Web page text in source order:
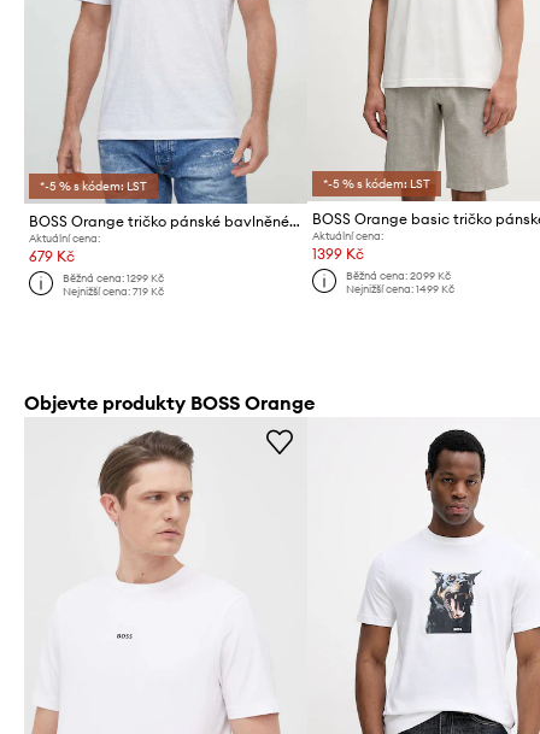
*-5 % s kódem: LST
BOSS Orange tričko pánské bavlněné Tegood
Aktuální cena:
679 Kč
Běžná cena:1299 Kč
Nejnižší cena:719 Kč
*-5 % s kódem: LST
Aktuální cena:
1399 Kč
Běžná cena: 2099 Kč
Nejnižší cena: 1499 Kč
Objevte produkty BOSS Orange